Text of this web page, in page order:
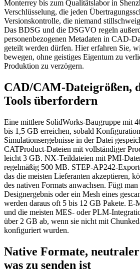
Monterrey bis zum Qualitätslabor in
Verschlüsselung, die jeden
Versionskontrolle, die niemand
Das BDSG und die DSGVO regeln
personenbezogenen Metadaten in CAD-
geteilt werden dürfen. Hier erfahren Sie,
bewegen, ohne geistiges Eigentum zu
Produktion zu verzögern.
CAD/CAM-Dateigrößen,
Tools überfordern
Eine mittlere SolidWorks-Baugruppe mit
bis 1,5 GB erreichen, sobald
Simulationsergebnisse in der Datei
CATProduct-Dateien mit vollständiger
leicht 3 GB. NX-Teildateien mit PMI-
regelmäßig 500 MB. STEP-AP242-
das die meisten Lieferanten akzeptieren,
des nativen Formats anwachsen. Fügt
Designergebnis oder ein Mesh eines
werden daraus oft 5 bis 12 GB Pakete. E-
und die meisten MES- oder PLM-
über 2 GB ab, wenn sie nicht mit
konfiguriert wurden.
Native Formate,
was zu senden ist